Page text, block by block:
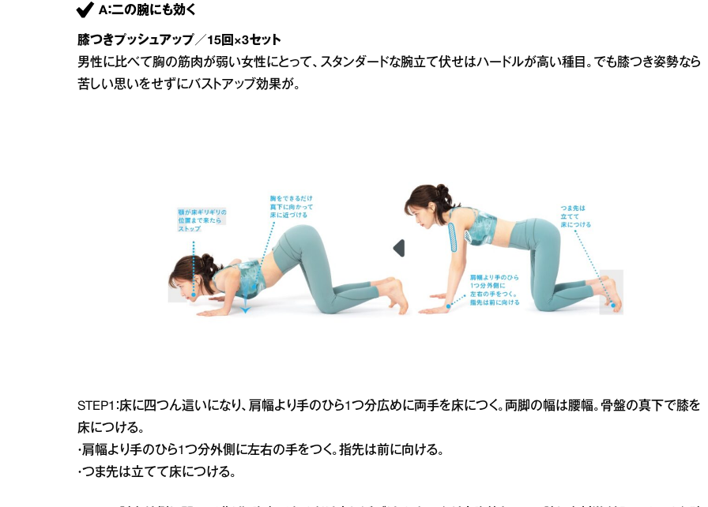
A：二の腕にも効く
膝つきプッシュアップ／15回×3セット
男性に比べて胸の筋肉が弱い女性にとって、スタンダードな腕立て伏せはハードルが高い種目。でも膝つき姿勢なら
苦しい思いをせずにバストアッブ効果が。
STEP1：床に四つん這いになり、肩幅より手のひら1つ分広めに両手を床につく。両脚の幅は腰幅。骨盤の真下で膝を
床につける。
・肩幅より手のひら1つ分外側に左右の手をつく。指先は前に向ける。
・つま先は立てて床につける。